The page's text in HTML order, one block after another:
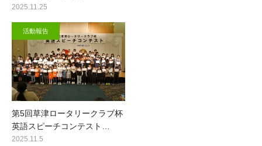
2025.11.25
活動報告
第5回草津ロータリークラブ杯
英語スピーチコンテスト…
2025.11.5